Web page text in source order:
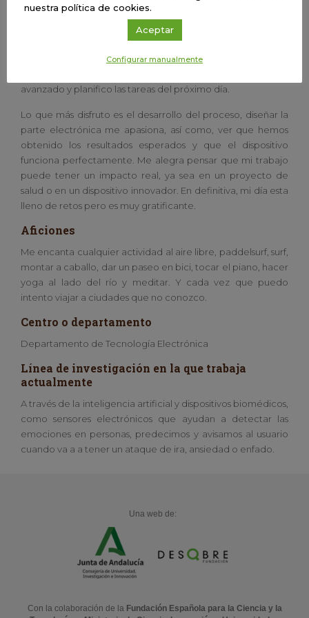
Antes de experimentar, es esencial leer investigaciones
previas relacionadas con el tema, por ello, dedico parte del
tiempo a leer sobre nuevos artículos que se encuentre
relacionados con el ámbito de la biomedicina o inteligencia
avanzado y planifico las tareas del próximo día.
Lo que más disfruto es el desarrollo del proceso, diseñar la
parte electrónica me apasiona, así como, ver que hemos
obtenido los resultados esperados y que el dispositivo
funciona perfectamente. Me alegra pensar que mi trabajo
puede tener un impacto real, ya sea en un proyecto de
salud o en un dispositivo innovador. En definitiva, mi día esta
lleno de retos pero es muy gratificante.
Aficiones
Me encanta cualquier actividad al aire libre, paddelsurf, surf,
montar a caballo, dar un paseo en bici, tocar el piano, hacer
yoga al lado del río y meditar. Y cada vez que puedo
intento viajar a ciudades que no conozco.
Centro o departamento
Departamento de Tecnología Electrónica
Línea de investigación en la que trabaja
actualmente
A través de la inteligencia artificial y dispositivos biomédicos,
como sensores electrónicos que ayudan a detectar las
emociones en personas, predecimos y avisamos al usuario
cuando va a a tener un ataque de ira, ansiedad o enfado.
Una web de:
Con la colaboración de la Fundación Española para la Ciencia y la
nuestra política de cookies.
Aceptar
Configurar manualmente